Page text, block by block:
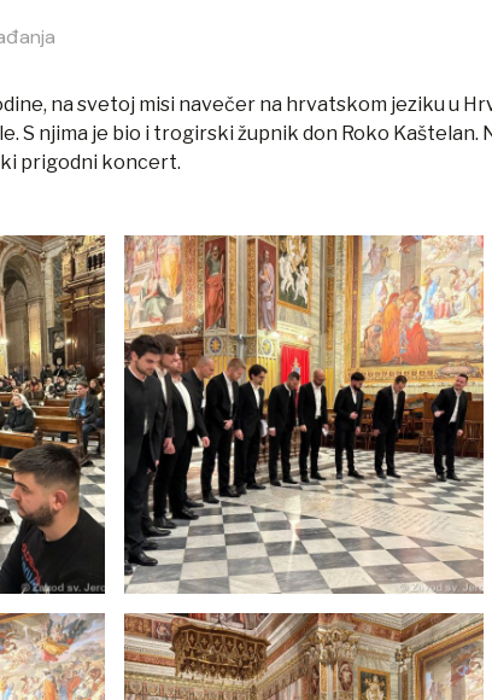
na svetoj misi navečer na hrvatskom jeziku u
S njima je bio i trogirski župnik don Roko Kaštelan.
prigodni koncert.